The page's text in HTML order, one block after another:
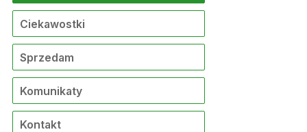
Ciekawostki
Sprzedam
Komunikaty
Kontakt